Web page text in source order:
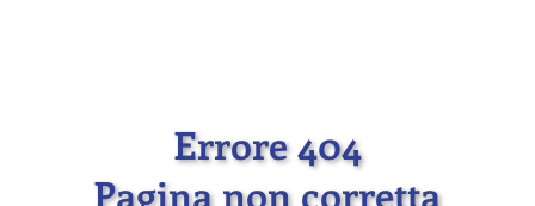
Errore 404
Pagina non corretta